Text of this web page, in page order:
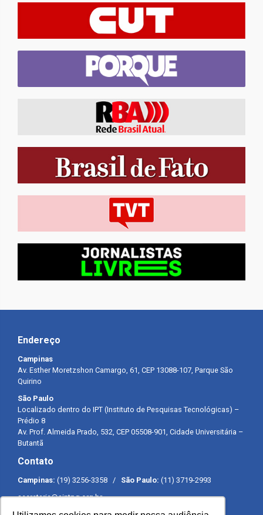
Endereço
Campinas
Av. Esther Moretzshon Camargo, 61, CEP 13088-107, Parque São
Quirino
São Paulo
Localizado dentro do IPT (Instituto de Pesquisas Tecnológicas) –
Prédio 8
Av. Prof. Almeida Prado, 532, CEP 05508-901, Cidade Universitária –
Butantã
Contato
Campinas: (19) 3256-3358 / São Paulo: (11) 3719-2993
secretaria@sintpq.org.br